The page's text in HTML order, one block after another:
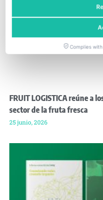
FRUIT LOGISTICA reúne a
sector de la fruta fresca
25 junio, 2026
Complies